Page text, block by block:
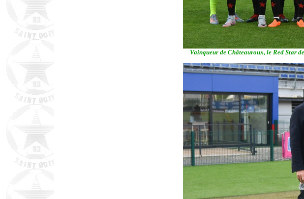
Vainqueur de Châteauroux, le Red Star